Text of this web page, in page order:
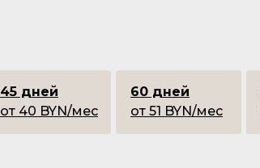
60 дней
от 51 BYN/мес
45 дней
от 40 BYN/мес